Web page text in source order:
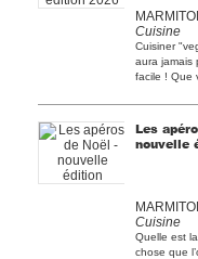
Cuisine
Cuisiner
aura jamais
facile ! Que
Les
nouvelle
Cuisine
Quelle est
chose que